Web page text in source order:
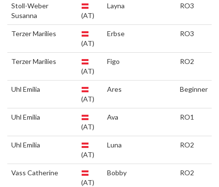
Stoll-Weber
Susanna
(AT)
Layna RO3
Terzer Marilies
(AT)
Erbse RO3
Terzer Marilies
(AT)
Figo RO2
Uhl Emilia
(AT)
Ares Beginner
Uhl Emilia
(AT)
Ava RO1
Uhl Emilia
(AT)
Luna RO2
Vass Catherine
(AT)
Bobby RO2